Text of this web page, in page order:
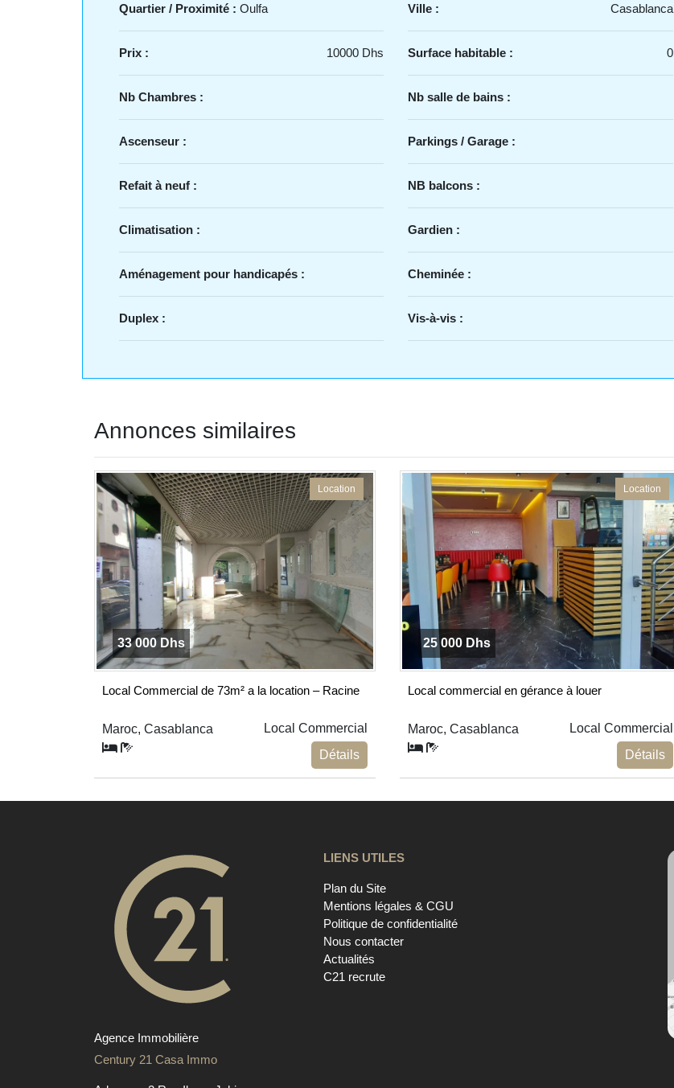
Quartier / Proximité : Oulfa
Prix : 10000 Dhs
Nb Chambres :
Ascenseur :
Refait à neuf :
Climatisation :
Aménagement pour handicapés :
Duplex :
Ville : Casablanca
Surface habitable : 0
Nb salle de bains :
Parkings / Garage :
NB balcons :
Gardien :
Cheminée :
Vis-à-vis :
Annonces similaires
Location
33 000 Dhs
Local Commercial de 73m² a la location – Racine
Maroc, Casablanca
Local Commercial
Détails
Location
25 000 Dhs
Local commercial en gérance à louer
Maroc, Casablanca
Local Commercial
Détails
Agence Immobilière
Century 21 Casa Immo
LIENS UTILES
Plan du Site
Mentions légales & CGU
Politique de confidentialité
Nous contacter
Actualités
C21 recrute